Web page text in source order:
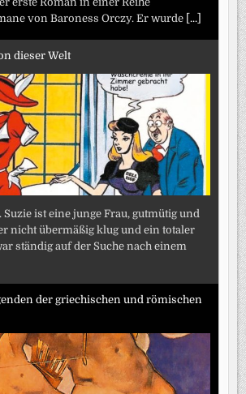
von Baroness Orczy. Er wurde [...]
dieser Welt
Suzie ist eine junge Frau, gutmütig und
nicht übermäßig klug und ein totaler
ständig auf der Suche nach einem
der griechischen und römischen